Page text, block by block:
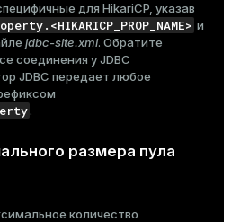
для HikariCP, указав
и
jdbc-site.xml. Обратите
соединения у JDBC
JDBC передает любое
.
размера пула
количество